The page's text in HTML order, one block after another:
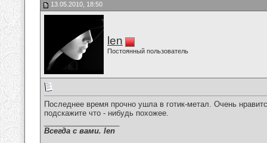
13.05.2010, 18:50
len
Постоянный пользователь
Последнее время прочно ушла в готик-метал. Очень
подскажите что - нибудь похожее.
Всегда с вами. len